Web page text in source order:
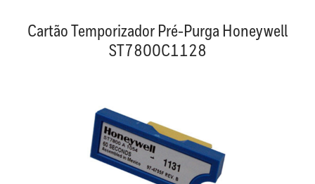
Cartão Temporizador Pré-Purga Honeywell
ST7800C1128